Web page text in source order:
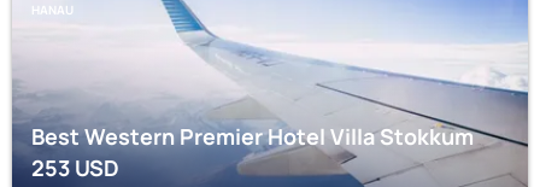
HANAU
Best Western Premier Hotel Villa Stokkum
253USD